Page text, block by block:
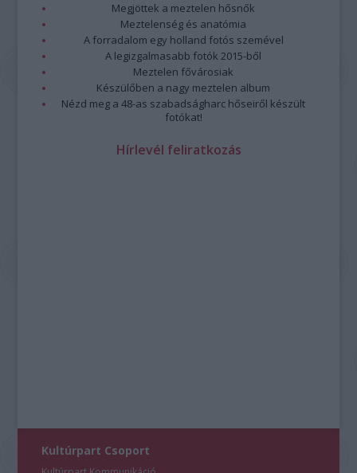
Megjöttek a meztelen hősnők
Meztelenség és anatómia
A forradalom egy holland fotós szemével
A legizgalmasabb fotók 2015-ből
Meztelen fővárosiak
Készülőben a nagy meztelen album
Nézd meg a 48-as szabadságharc hőseiről készült
fotókat!
Hírlevél feliratkozás
Kultúrpart Csoport